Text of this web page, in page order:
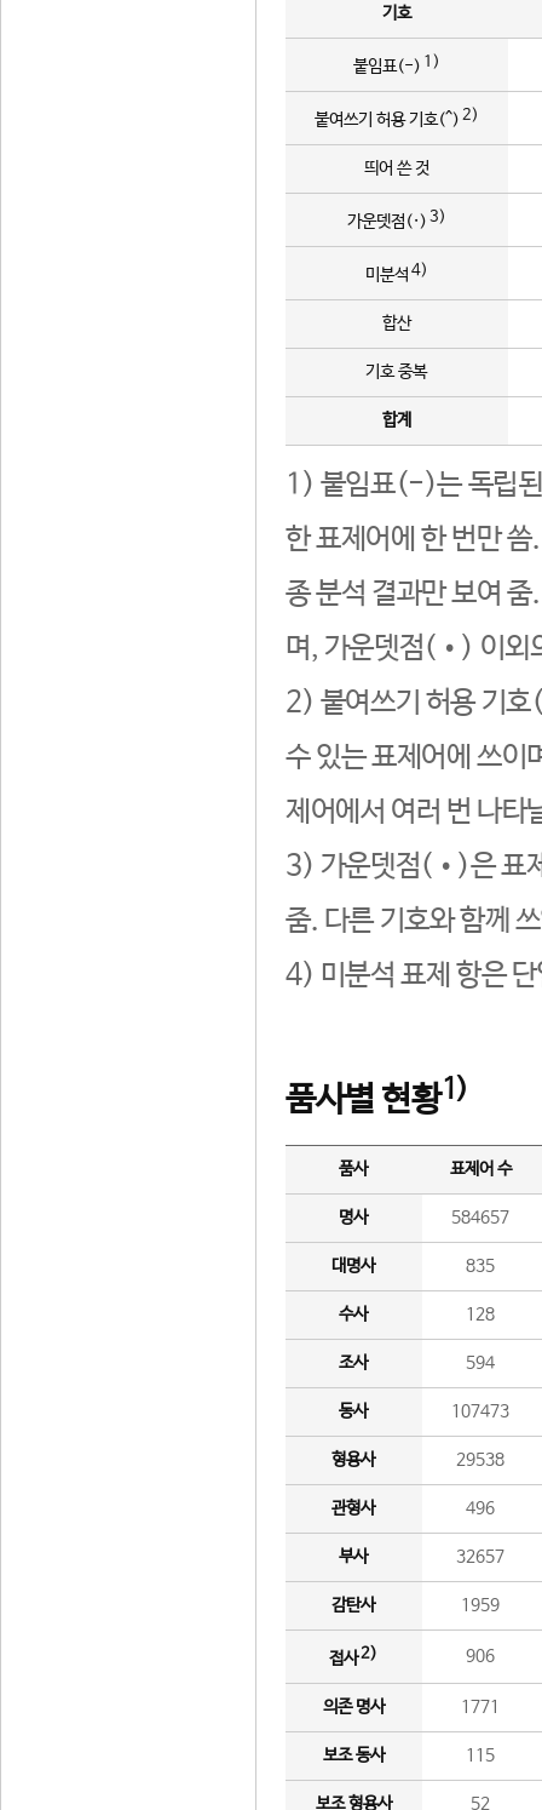
기호
붙임표(-) 1)
붙여쓰기 허용 기호(^) 2)
띄어 쓴 것
가운뎃점(·) 3)
미분석 4)
합산
기호 중복
합계
1) 붙임표(-)는 독립된
한 표제어에 한 번만
종 분석 결과만 보여
며, 가운뎃점(•) 이외
2) 붙여쓰기 허용 기호
수 있는 표제어에 쓰이
제어에서 여러 번 나타
3) 가운뎃점(•)은 표
줌. 다른 기호와 함께
4) 미분석 표제 항은
품사별 현황1)
품사 표제어 수
명사 584657
대명사 835
수사 128
조사 594
동사 107473
형용사 29538
관형사 496
부사 32657
감탄사 1959
접사2) 906
의존 명사 1771
보조 동사 115
보조 형용사 52